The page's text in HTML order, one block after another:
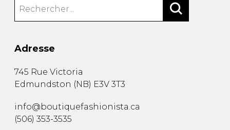
Adresse
745 Rue Victoria
Edmundston (NB) E3V 3T3
info@boutiquefashionista.ca
(506) 353-3535